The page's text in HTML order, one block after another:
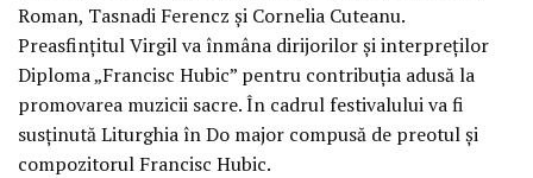
Roman, Tasnadi Ferencz şi Cornelia Cuteanu.
Preasfinţitul Virgil va înmâna dirijorilor şi interpreţilor
Diploma „Francisc Hubic” pentru contribuţia adusă la
promovarea muzicii sacre. În cadrul festivalului va fi
susţinută Liturghia în Do major compusă de preotul şi
compozitorul Francisc Hubic.